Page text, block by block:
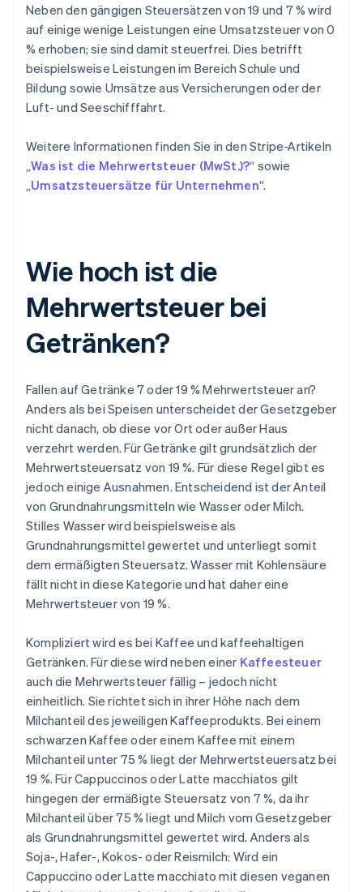
Neben den gängigen Steuersätzen von 19 und 7 % wird
auf einige wenige Leistungen eine Umsatzsteuer von 0
% erhoben; sie sind damit steuerfrei. Dies betrifft
beispielsweise Leistungen im Bereich Schule und
Bildung sowie Umsätze aus Versicherungen oder der
Luft- und Seeschifffahrt.
Weitere Informationen finden Sie in den Stripe-Artikeln
„Was ist die Mehrwertsteuer (MwSt.)?“ sowie
„Umsatzsteuersätze für Unternehmen“.
Wie hoch ist die
Mehrwertsteuer bei
Getränken?
Fallen auf Getränke 7 oder 19 % Mehrwertsteuer an?
Anders als bei Speisen unterscheidet der Gesetzgeber
nicht danach, ob diese vor Ort oder außer Haus
verzehrt werden. Für Getränke gilt grundsätzlich der
Mehrwertsteuersatz von 19 %. Für diese Regel gibt es
jedoch einige Ausnahmen. Entscheidend ist der Anteil
von Grundnahrungsmitteln wie Wasser oder Milch.
Stilles Wasser wird beispielsweise als
Grundnahrungsmittel gewertet und unterliegt somit
dem ermäßigten Steuersatz. Wasser mit Kohlensäure
fällt nicht in diese Kategorie und hat daher eine
Mehrwertsteuer von 19 %.
Kompliziert wird es bei Kaffee und kaffeehaltigen
Getränken. Für diese wird neben einer Kaffeesteuer
auch die Mehrwertsteuer fällig – jedoch nicht
einheitlich. Sie richtet sich in ihrer Höhe nach dem
Milchanteil des jeweiligen Kaffeeprodukts. Bei einem
schwarzen Kaffee oder einem Kaffee mit einem
Milchanteil unter 75 % liegt der Mehrwertsteuersatz bei
19 %. Für Cappuccinos oder Latte macchiatos gilt
hingegen der ermäßigte Steuersatz von 7 %, da ihr
Milchanteil über 75 % liegt und Milch vom Gesetzgeber
als Grundnahrungsmittel gewertet wird. Anders als
Soja-, Hafer-, Kokos- oder Reismilch: Wird ein
Cappuccino oder Latte macchiato mit diesen veganen